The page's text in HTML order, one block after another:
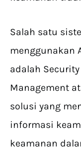
Salah satu
menggunakan
adalah
Management
solusi yang
informasi
keamanan